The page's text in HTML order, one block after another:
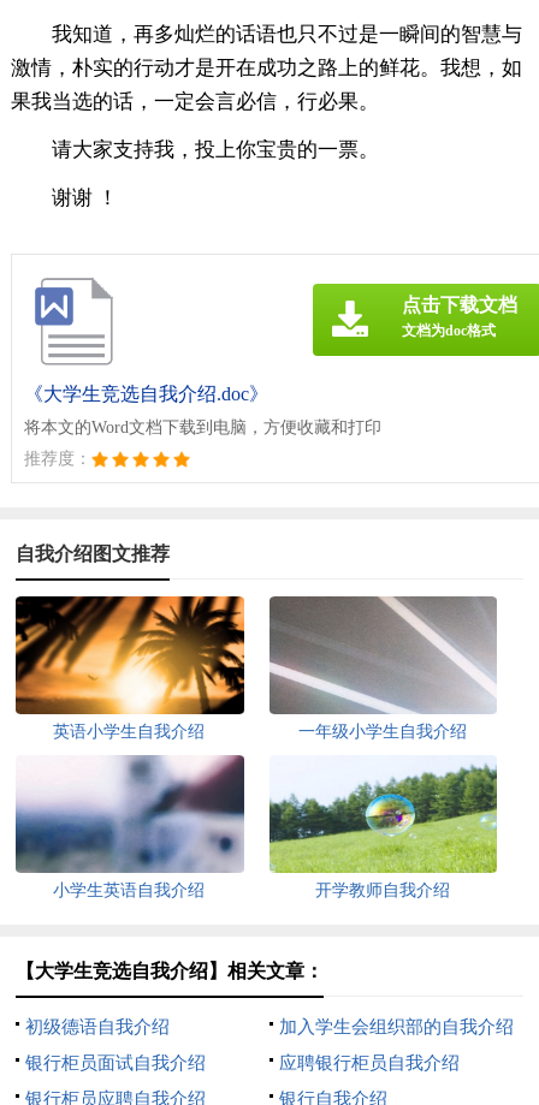
我知道，再多灿烂的话语也只不过是一瞬间的智慧与
激情，朴实的行动才是开在成功之路上的鲜花。我想，如
果我当选的话，一定会言必信，行必果。
请大家支持我，投上你宝贵的一票。
谢谢 ！
《大学生竞选自我介绍.doc》
将本文的Word文档下载到电脑，方便收藏和打印
推荐度：
点击下载文档
文档为doc格式
自我介绍图文推荐
英语小学生自我介绍 一年级小学生自我介绍
小学生英语自我介绍 开学教师自我介绍
【大学生竞选自我介绍】相关文章：
初级德语自我介绍
加入学生会组织部的自我介绍
银行柜员面试自我介绍
应聘银行柜员自我介绍
银行柜员应聘自我介绍
银行自我介绍